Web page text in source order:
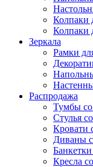
Колпаки
Колпаки
Зеркала
Рамки
Распродажа
Тумбы со
Стулья
Кровати
Диваны
Кресла